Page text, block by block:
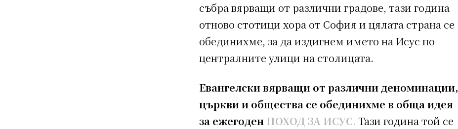
събра вярващи от различни градове, тази година
отново стотици хора от София и цялата страна се
обединихме, за да издигнем името на Исус по
централните улици на столицата.
Евангелски вярващи от различни деноминации,
църкви и общества се обединихме в обща идея
за ежегоден ПОХОД ЗА ИСУС. Тази година той се